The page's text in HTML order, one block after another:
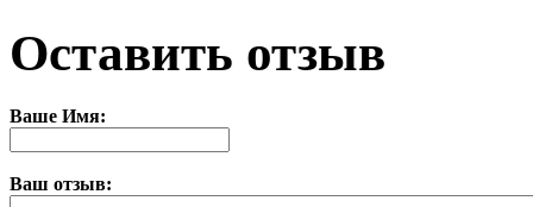
Оставить отзыв
Ваше Имя:
Ваш отзыв: